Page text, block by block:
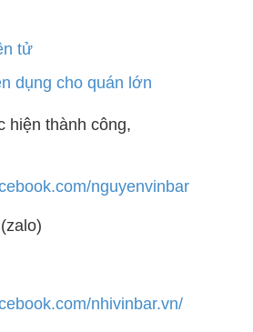
tử
dụng cho quán lớn
hiện thành công,
nguyenvinbar
nhivinbar.vn/